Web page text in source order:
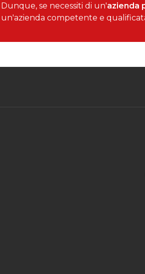
Dunque, se necessiti di un'azienda
un'azienda competente e